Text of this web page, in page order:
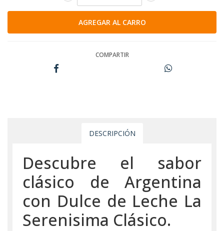
COMPARTIR
DESCRIPCIÓN
Descubre el sabor
clásico de Argentina
con Dulce de Leche La
Serenisima Clásico.